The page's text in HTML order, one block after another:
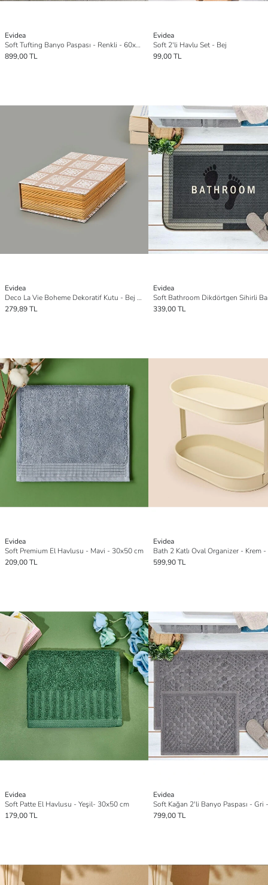
Evidea
Soft Tufting Banyo Paspası - Renkli - 60x90 cm
899,00 TL
Evidea
Soft 2'li Havlu Set - Bej
99,00 TL
Evidea
Deco La Vie Boheme Dekoratif Kutu - Bej - 19,5x12x5 cm
279,89 TL
Evidea
339,00 TL
Evidea
Soft Premium El Havlusu - Mavi - 30x50 cm
209,00 TL
Evidea
599,90 TL
Evidea
Soft Patte El Havlusu - Yeşil- 30x50 cm
179,00 TL
Evidea
799,00 TL